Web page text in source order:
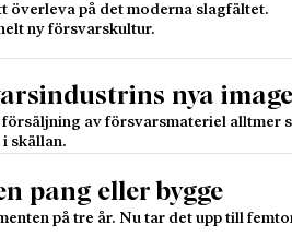
överleva på det moderna slagfältet.
ny försvarskultur.
nya image
av försvarsmateriel alltmer
skällan.
pang eller bygge
på tre år. Nu tar det upp till